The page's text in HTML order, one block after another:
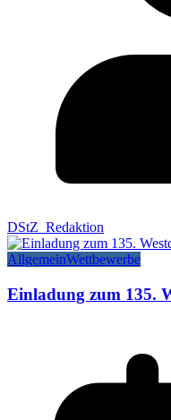
DStZ_Redaktion
AllgemeinWettbewerbe
Einladung zum 135.